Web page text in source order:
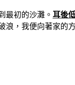
最初的沙灘。 耳後
浪，我便向著家的